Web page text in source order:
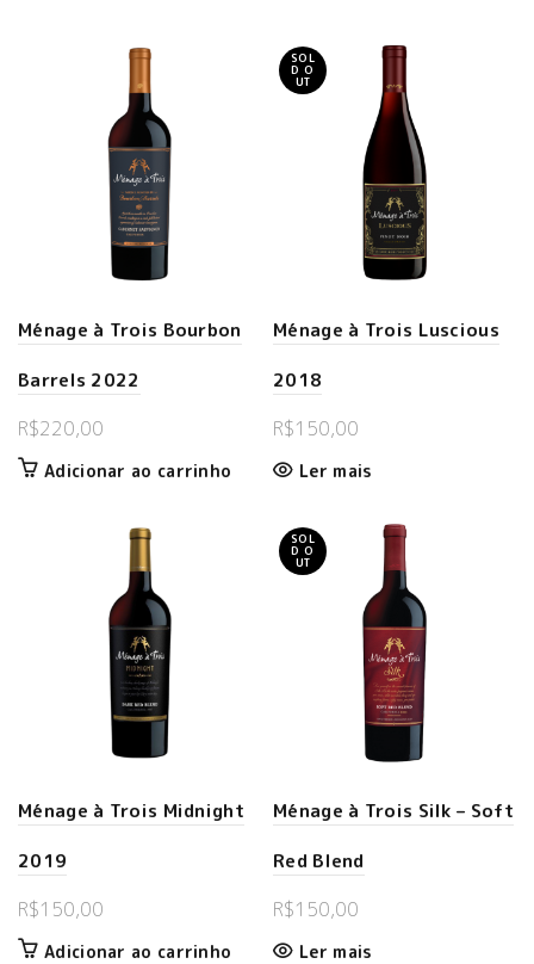
Ménage à Trois Bourbon
Barrels 2022
R$220,00
Adicionar ao carrinho
SOL
D O
UT
Ménage à Trois Luscious
2018
R$150,00
Ler mais
Ménage à Trois Midnight
2019
R$150,00
Adicionar ao carrinho
SOL
D O
UT
Ménage à Trois Silk – Soft
Red Blend
R$150,00
Ler mais